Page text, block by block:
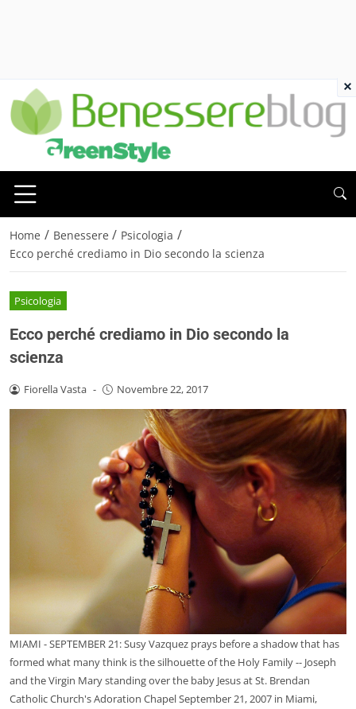
Home / Benessere / Psicologia /
Ecco perché crediamo in Dio secondo la scienza
Psicologia
Ecco perché crediamo in Dio secondo la
scienza
Fiorella Vasta - Novembre 22, 2017
MIAMI - SEPTEMBER 21: Susy Vazquez prays before a shadow that has
formed what many think is the silhouette of the Holy Family -- Joseph
and the Virgin Mary standing over the baby Jesus at St. Brendan
Catholic Church's Adoration Chapel September 21, 2007 in Miami,
×